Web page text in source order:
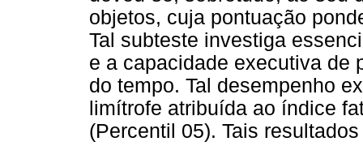
objetos, cuja pontuação
Tal subteste investiga
e a capacidade executiva de
do tempo. Tal desempenho
limítrofe atribuída ao índice
(Percentil 05). Tais